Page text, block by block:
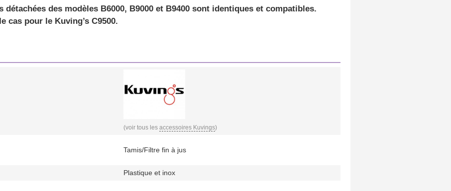
détachées des modèles B6000, B9000 et B9400 sont identiques et compatibles.
cas pour le Kuving’s C9500.
(voir tous les accessoires Kuvings)
Tamis/Filtre fin à jus
Plastique et inox